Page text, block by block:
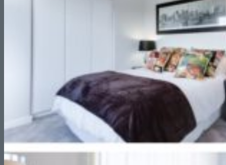
Reformas de Piscinas